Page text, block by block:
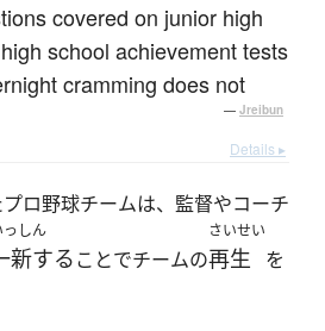
covered on junior high
school achievement tests
cramming does not
— Jreibun
Details ▸
ロ野球チームは、監督やコーチ
っしん
新することでチームの
さいせい
再生 を